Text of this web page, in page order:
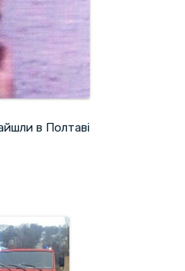
в Полтаві